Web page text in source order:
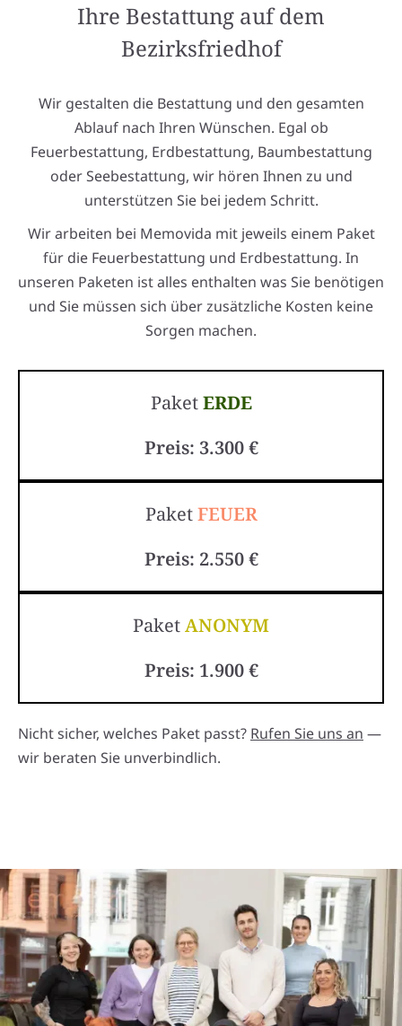
Ihre Bestattung auf dem
Bezirksfriedhof
Wir gestalten die Bestattung und den gesamten
Ablauf nach Ihren Wünschen. Egal ob
Feuerbestattung, Erdbestattung, Baumbestattung
oder Seebestattung, wir hören Ihnen zu und
unterstützen Sie bei jedem Schritt.
Wir arbeiten bei Memovida mit jeweils einem Paket
für die Feuerbestattung und Erdbestattung. In
unseren Paketen ist alles enthalten was Sie benötigen
und Sie müssen sich über zusätzliche Kosten keine
Sorgen machen.
PaketERDE
Preis: 3.300 €
PaketFEUER
Preis: 2.550 €
PaketANONYM
Preis: 1.900 €
Nicht sicher, welches Paket passt? Rufen Sie uns an —
wir beraten Sie unverbindlich.